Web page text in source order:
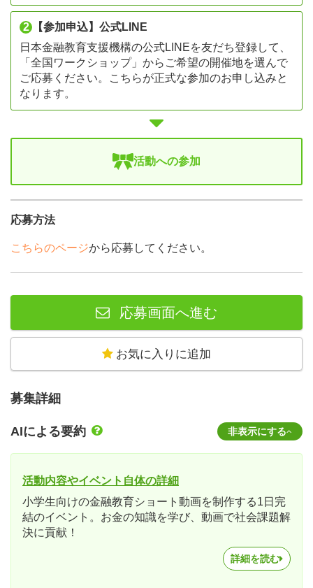
2
【参加申込】公式LINE
日本金融教育支援機構の公式LINEを友だち登録して、
「全国ワークショップ」からご希望の開催地を選んで
ご応募ください。こちらが正式な参加のお申し込みと
なります。
活動への参加
応募方法
こちらのページから応募してください。
応募画面へ進む
お気に入りに追加
募集詳細
AIによる要約 非表示にする
活動内容やイベント自体の詳細
小学生向けの金融教育ショート動画を制作する1日完
結のイベント。お金の知識を学び、動画で社会課題解
決に貢献！
詳細を読む